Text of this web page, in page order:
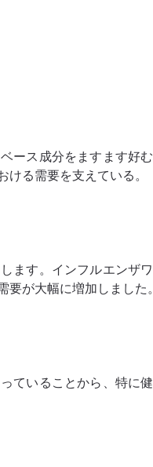
ース成分をますます好
る需要を支えている。
ます。インフルエンザ
が大幅に増加しました。
ていることから、特に